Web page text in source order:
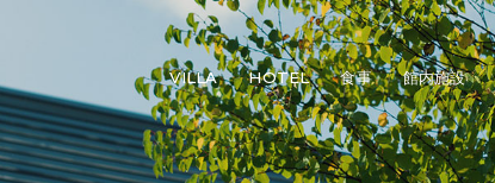
VILLA HOTEL 食事 館内施設